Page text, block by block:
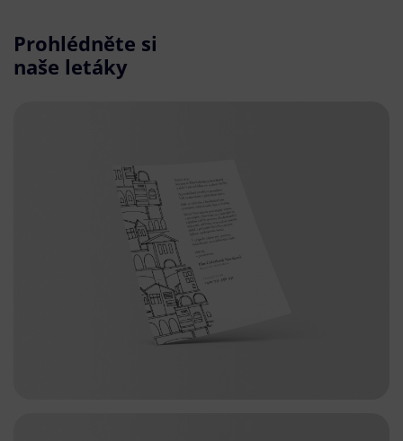
Prohlédněte si
naše letáky